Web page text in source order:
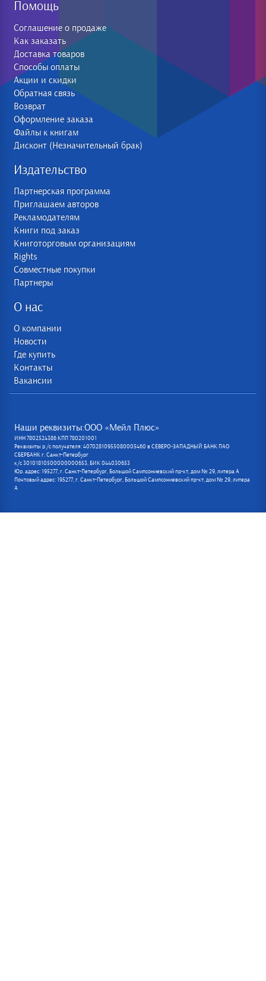
Помощь
Соглашение о продаже
Как заказать
Доставка товаров
Способы оплаты
Акции и скидки
Обратная связь
Возврат
Оформление заказа
Файлы к книгам
Дисконт (Незначительный брак)
Издательство
Партнерская программа
Приглашаем авторов
Рекламодателям
Книги под заказ
Книготорговым организациям
Rights
Совместные покупки
Партнеры
О нас
О компании
Новости
Где купить
Контакты
Вакансии
Наши реквизиты:ООО «Мейл Плюс»
ИНН 7802524386 КПП 780201001
Реквизиты р /с получателя: 40702810955080005460 в СЕВЕРО-ЗАПАДНЫЙ БАНК ПАО
СБЕРБАНК г. Санкт-Петербург
к/с 30101810500000000653, БИК 044030653
Юр. адрес: 195277, г. Санкт-Петербург, Большой Сампсониевский пр-кт, дом № 29, литера А
Почтовый адрес: 195277, г. Санкт-Петербург, Большой Сампсониевский пр-кт, дом № 29, литера
А